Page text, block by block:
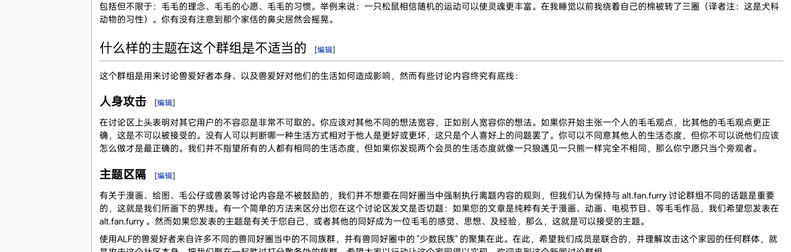
包括但不限于：毛毛的理念、毛毛的心愿、毛毛的习惯。举例来说：一只松鼠相信随机的运动可以使灵魂更丰富。在我睡觉以前我绕着自己的棉被转了三圈（译者注：这是犬科
动物的习性）。你有没有注意到那个家佸的鼻尖居然会摇晃。
什么样的主题在这个群组是不适当的 [编辑]
这个群组是用来讨论兽爱好者本身、以及兽爱好对他们的生活如何造成影响，然而有些讨论内容终究有底线：
人身攻击 [编辑]
在讨论区上头表明对其它用户的不容忍是非常不可取的。你应该对其他不同的想法宽容，正如别人宽容你的想法。如果你开始主张一个人的毛毛观点，比其他的毛毛观点更正
确，这是不可以被接受的。没有人可以判断哪一种生活方式相对于他人是更好或更坏，这只是个人喜好上的问题罢了。你可以不同意其他人的生活态度，但你不可以说他们应该
怎么做才是最正确的。我们并不指望所有的人都有相同的生活态度，但如果你发现两个会员的生活态度就像一只狼遇见一只熊一样完全不相同，那么你宁愿只当个旁观者。
主题区隔 [编辑]
有关于漫画、绘图、毛公仔或兽装等讨论内容是不被鼓励的，我们并不想要在同好圈当中强制执行离题内容的规则，但我们认为保持与 alt.fan.furry 讨论群组不同的话题是重要
的，这就是我们所画下的界线。有一个简单的方法来区分出您在这个讨论区发文是否切题：如果您的文章是纯粹有关于漫画、动画、电视节目、等毛毛作品，我们希望您发表在
alt.fan.furry 。然而如果您发表的主题是有关于您自己，或者其他的同好成为一位毛毛的感觉、思想、及经验，那么，这就是可以接受的主题。
使用ALF的兽爱好者来自许多不同的兽同好圈当中的不同族群，并有兽同好圈中的 "少数民族" 的聚集在此。在此，希望我们成员是联合的，并理解攻击这个家园的任何群体，就